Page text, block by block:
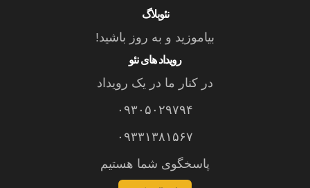
نئوبلاگ
بیاموزید و به روز باشید!
رویداد های نئو
در کنار ما در یک رویداد
۰۹۳۰۵۰۲۹۷۹۴
۰۹۳۳۱۳۸۱۵۶۷
پاسخگوی شما هستیم